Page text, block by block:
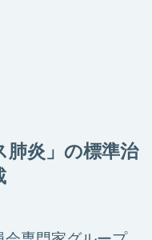
肺炎」の標準治